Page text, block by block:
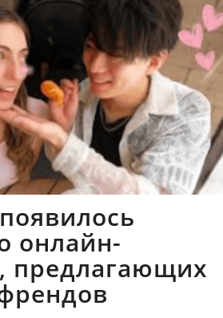
онлайн-
предлагающих